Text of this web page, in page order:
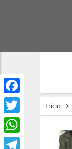
Facebook
Twitter
WhatsApp
Inicio